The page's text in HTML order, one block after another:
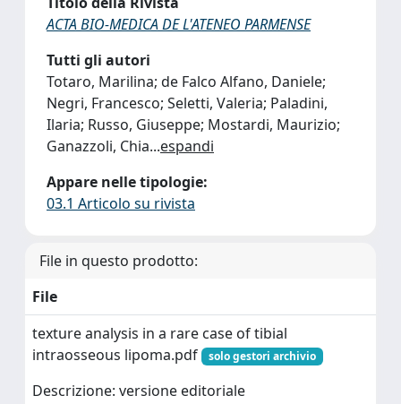
ACTA BIO-MEDICA DE L'ATENEO PARMENSE
Tutti gli autori
Totaro, Marilina; de Falco Alfano, Daniele;
Negri, Francesco; Seletti, Valeria; Paladini,
Ilaria; Russo, Giuseppe; Mostardi, Maurizio;
Ganazzoli, Chia...espandi
Appare nelle tipologie:
03.1 Articolo su rivista
File in questo prodotto:
File
texture analysis in a rare case of tibial
intraosseous lipoma.pdf
solo gestori archivio
Descrizione: versione editoriale